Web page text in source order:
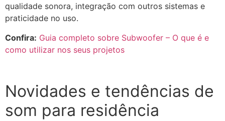
qualidade sonora, integração com outros sistemas e
praticidade no uso.
Confira: Guia completo sobre Subwoofer – O que é e
como utilizar nos seus projetos
Novidades e tendências de
som para residência